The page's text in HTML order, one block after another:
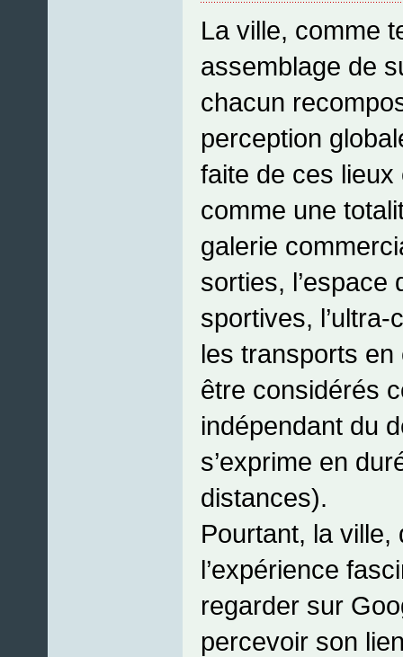
La ville, comme
assemblage de
chacun
perception
faite de ces
comme une
galerie
sorties, l’espace
sportives,
les transports
être considérés
indépendant du
s’exprime en
distances).
Pourtant, la ville,
l’expérience
regarder sur
percevoir son